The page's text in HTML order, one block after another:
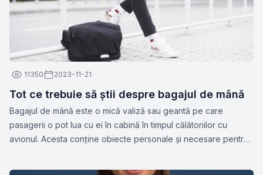
11350 2023-11-21
Tot ce trebuie să știi despre bagajul de mână
Bagajul de mână este o mică valiză sau geantă pe care
pasagerii o pot lua cu ei în cabină în timpul călătoriilor cu
avionul. Acesta conține obiecte personale și necesare pentru